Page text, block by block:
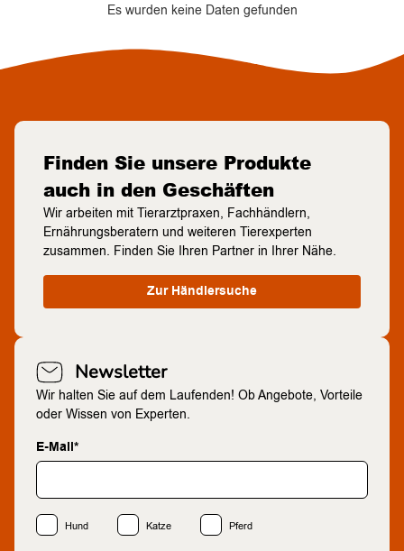
Es wurden keine Daten gefunden
Finden Sie unsere Produkte
auch in den Geschäften
Wir arbeiten mit Tierarztpraxen, Fachhändlern,
Ernährungsberatern und weiteren Tierexperten
zusammen. Finden Sie Ihren Partner in Ihrer Nähe.
Zur Händlersuche
Newsletter
Wir halten Sie auf dem Laufenden! Ob Angebote, Vorteile
oder Wissen von Experten.
E-Mail*
Hund Katze Pferd